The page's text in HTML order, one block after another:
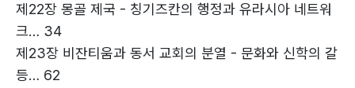
제22장 몽골 제국 - 칭기즈칸의 행정과 유라시아 네트워
크… 34
제23장 비잔티움과 동서 교회의 분열 - 문화와 신학의 갈
등… 62